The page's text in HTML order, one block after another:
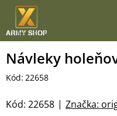
Přejít
obsah
Návleky
Kód: 22658
Značka:
Kód: 22658